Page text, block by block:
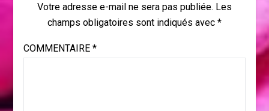
Votre adresse e-mail ne sera pas publiée. Les
champs obligatoires sont indiqués avec *
COMMENTAIRE *